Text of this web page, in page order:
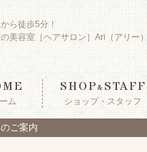
ら徒歩5分！
美容室［ヘアサロン］Ari（アリー）
ム
SHOP &STAFF
ショップ・スタッフ
ご案内